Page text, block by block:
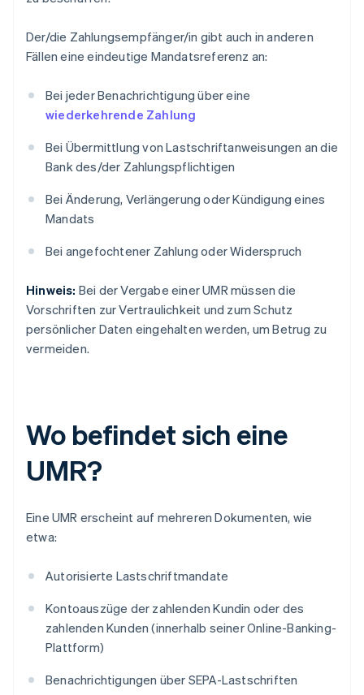
Der/die Zahlungsempfänger/in gibt auch in anderen
Fällen eine eindeutige Mandatsreferenz an:
Bei jeder Benachrichtigung über eine
wiederkehrende Zahlung
Bei Übermittlung von Lastschriftanweisungen an die
Bank des/der Zahlungspflichtigen
Bei Änderung, Verlängerung oder Kündigung eines
Mandats
Bei angefochtener Zahlung oder Widerspruch
Hinweis: Bei der Vergabe einer UMR müssen die
Vorschriften zur Vertraulichkeit und zum Schutz
persönlicher Daten eingehalten werden, um Betrug zu
vermeiden.
Wo befindet sich eine
UMR?
Eine UMR erscheint auf mehreren Dokumenten, wie
etwa:
Autorisierte Lastschriftmandate
Kontoauszüge der zahlenden Kundin oder des
zahlenden Kunden (innerhalb seiner Online-Banking-
Plattform)
Benachrichtigungen über SEPA-Lastschriften